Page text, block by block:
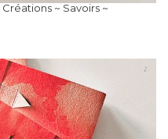
Créations ~ Savoirs ~